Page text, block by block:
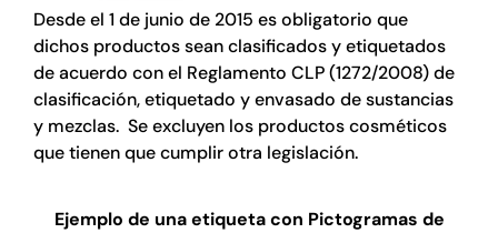
Desde el 1 de junio de 2015 es obligatorio que
dichos productos sean clasificados y etiquetados
de acuerdo con el Reglamento CLP (1272/2008) de
clasificación, etiquetado y envasado de sustancias
y mezclas. Se excluyen los productos cosméticos
que tienen que cumplir otra legislación.
Ejemplo de una etiqueta con Pictogramas de